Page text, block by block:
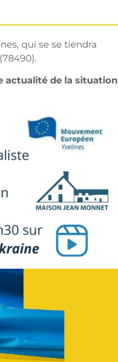
qui se se tiendra
actualité de la situation